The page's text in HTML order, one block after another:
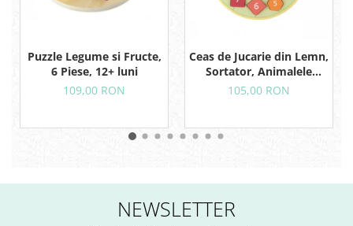
Puzzle Legume si Fructe,
6 Piese, 12+ luni
109,00 RON
Ceas de Jucarie din Lemn,
Sortator, Animalele
Padurii
105,00 RON
NEWSLETTER